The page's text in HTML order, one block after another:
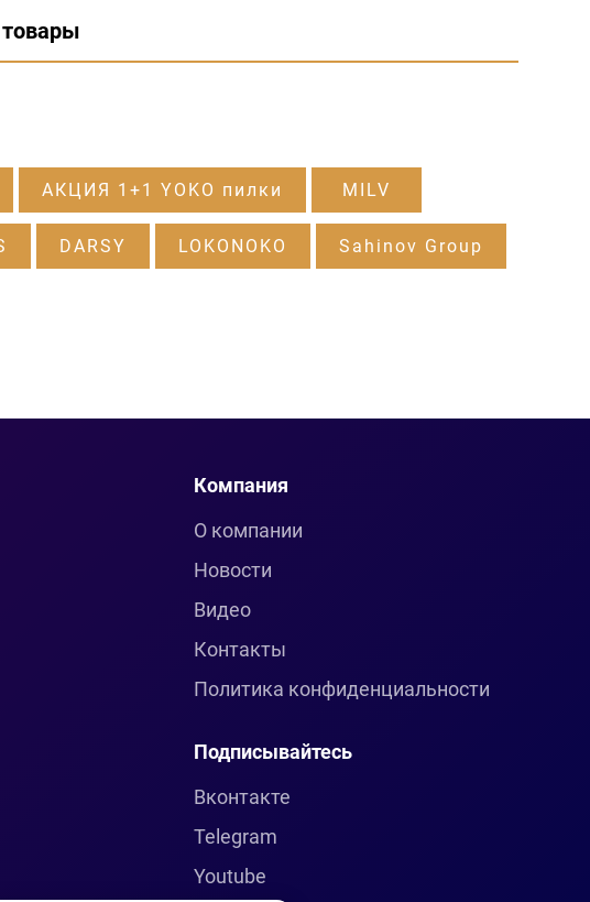
АКЦИЯ 1+1 YOKO пилки MILV
DARSY LOKONOKO Sahinov Group
Компания
О компании
Новости
Видео
Контакты
Политика конфиденциальности
Подписывайтесь
Вконтакте
Telegram
Youtube